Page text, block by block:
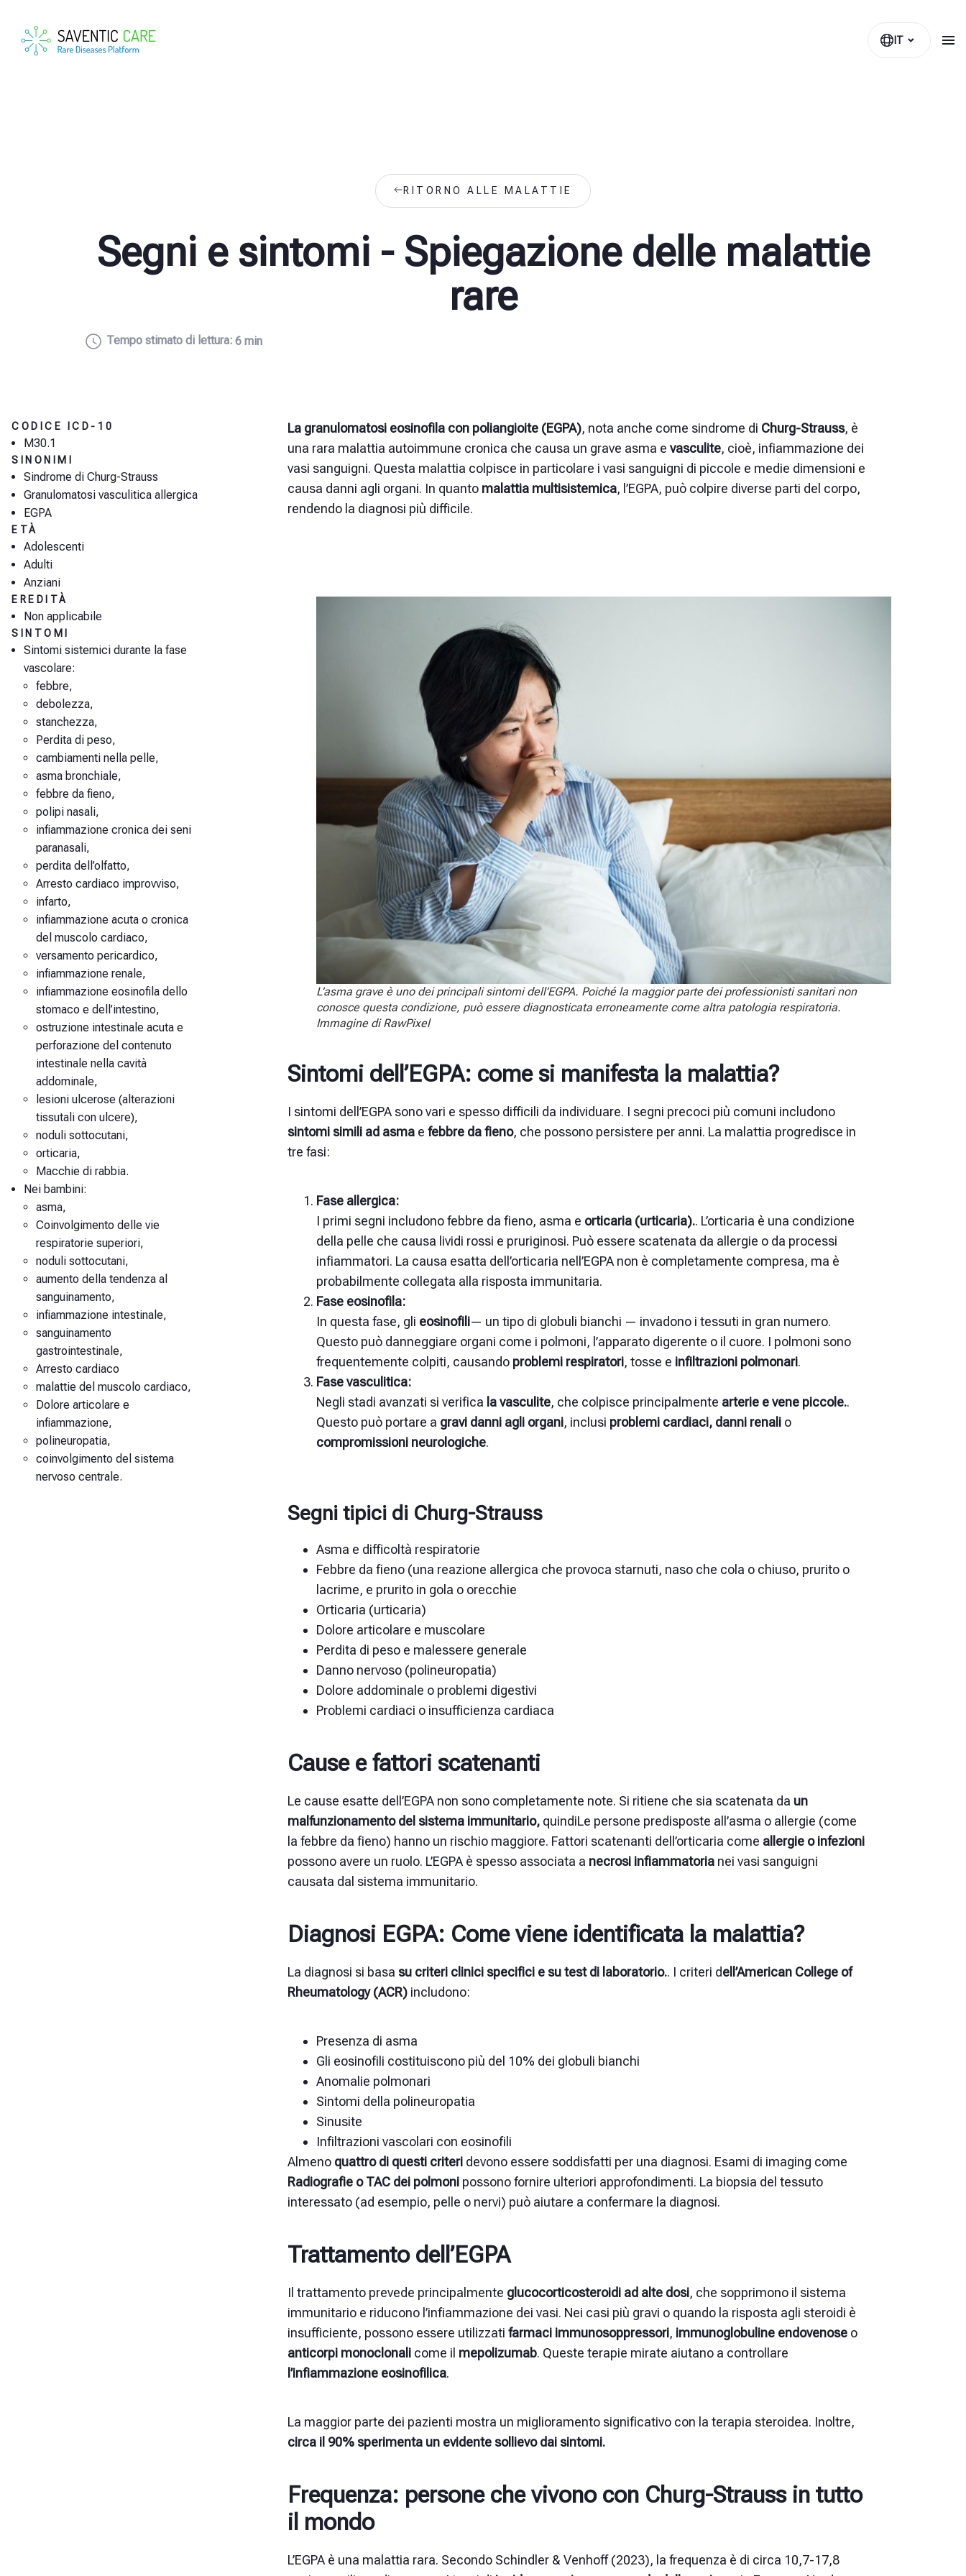
IT
RITORNO ALLE MALATTIE
Segni e sintomi - Spiegazione delle malattie
rare
Tempo stimato di lettura: 6 min
CODICE ICD-10
M30.1
SINONIMI
Sindrome di Churg-Strauss
Granulomatosi vasculitica allergica
EGPA
ETÀ
Adolescenti
Adulti
Anziani
EREDITÀ
Non applicabile
SINTOMI
Sintomi sistemici durante la fase
vascolare:
febbre,
debolezza,
stanchezza,
Perdita di peso,
cambiamenti nella pelle,
asma bronchiale,
febbre da fieno,
polipi nasali,
infiammazione cronica dei seni
paranasali,
perdita dell’olfatto,
Arresto cardiaco improvviso,
infarto,
infiammazione acuta o cronica
del muscolo cardiaco,
versamento pericardico,
infiammazione renale,
infiammazione eosinofila dello
stomaco e dell’intestino,
ostruzione intestinale acuta e
perforazione del contenuto
intestinale nella cavità
addominale,
lesioni ulcerose (alterazioni
tissutali con ulcere),
noduli sottocutani,
orticaria,
Macchie di rabbia.
Nei bambini:
asma,
Coinvolgimento delle vie
respiratorie superiori,
noduli sottocutani,
aumento della tendenza al
sanguinamento,
infiammazione intestinale,
sanguinamento
gastrointestinale,
Arresto cardiaco
malattie del muscolo cardiaco,
Dolore articolare e
infiammazione,
polineuropatia,
coinvolgimento del sistema
nervoso centrale.
La granulomatosi eosinofila con poliangioite (EGPA), nota anche come sindrome di Churg-Strauss, è
una rara malattia autoimmune cronica che causa un grave asma e vasculite, cioè, infiammazione dei
vasi sanguigni. Questa malattia colpisce in particolare i vasi sanguigni di piccole e medie dimensioni e
causa danni agli organi. In quanto malattia multisistemica, l’EGPA, può colpire diverse parti del corpo,
rendendo la diagnosi più difficile.
L’asma grave è uno dei principali sintomi dell’EGPA. Poiché la maggior parte dei professionisti sanitari non
conosce questa condizione, può essere diagnosticata erroneamente come altra patologia respiratoria.
Immagine di RawPixel
Sintomi dell’EGPA: come si manifesta la malattia?
I sintomi dell’EGPA sono vari e spesso difficili da individuare. I segni precoci più comuni includono
sintomi simili ad asma e febbre da fieno, che possono persistere per anni. La malattia progredisce in
tre fasi:
Fase allergica:
I primi segni includono febbre da fieno, asma e orticaria (urticaria).. L’orticaria è una condizione
della pelle che causa lividi rossi e pruriginosi. Può essere scatenata da allergie o da processi
infiammatori. La causa esatta dell’orticaria nell’EGPA non è completamente compresa, ma è
probabilmente collegata alla risposta immunitaria.
Fase eosinofila:
In questa fase, gli eosinofili— un tipo di globuli bianchi — invadono i tessuti in gran numero.
Questo può danneggiare organi come i polmoni, l’apparato digerente o il cuore. I polmoni sono
frequentemente colpiti, causando problemi respiratori, tosse e infiltrazioni polmonari.
Fase vasculitica:
Negli stadi avanzati si verifica la vasculite, che colpisce principalmente arterie e vene piccole..
Questo può portare a gravi danni agli organi, inclusi problemi cardiaci, danni renali o
compromissioni neurologiche.
Segni tipici di Churg-Strauss
Asma e difficoltà respiratorie
Febbre da fieno(una reazione allergica che provoca starnuti, naso che cola o chiuso, prurito o
lacrime, e prurito in gola o orecchie
Orticaria (urticaria)
Dolore articolare e muscolare
Perdita di peso e malessere generale
Danno nervoso (polineuropatia)
Dolore addominale o problemi digestivi
Problemi cardiaci o insufficienza cardiaca
Cause e fattori scatenanti
Le cause esatte dell’EGPA non sono completamente note. Si ritiene che sia scatenata da un
malfunzionamento del sistema immunitario,quindiLe persone predisposte all’asma o allergie (come
la febbre da fieno) hanno un rischio maggiore. Fattori scatenanti dell’orticaria come allergie o infezioni
possono avere un ruolo. L’EGPA è spesso associata a necrosi infiammatoria nei vasi sanguigni
causata dal sistema immunitario.
Diagnosi EGPA: Come viene identificata la malattia?
La diagnosi si basa su criteri clinici specifici e su test di laboratorio.. I criteri dell’American College of
Rheumatology (ACR) includono:
Presenza di asma
Gli eosinofili costituiscono più del 10% dei globuli bianchi
Anomalie polmonari
Sintomi della polineuropatia
Sinusite
Infiltrazioni vascolari con eosinofili
Almeno quattro di questi criteridevono essere soddisfatti per una diagnosi. Esami di imaging come
Radiografie o TAC dei polmonipossono fornire ulteriori approfondimenti. La biopsia del tessuto
interessato (ad esempio, pelle o nervi) può aiutare a confermare la diagnosi.
Trattamento dell’EGPA
Il trattamento prevede principalmente glucocorticosteroidi ad alte dosi, che sopprimono il sistema
immunitario e riducono l’infiammazione dei vasi. Nei casi più gravi o quando la risposta agli steroidi è
insufficiente, possono essere utilizzati farmaci immunosoppressori, immunoglobuline endovenose o
anticorpi monoclonalicome il mepolizumab. Queste terapie mirate aiutano a controllare
l’infiammazione eosinofilica.
La maggior parte dei pazienti mostra un miglioramento significativo con la terapia steroidea. Inoltre,
circa il 90% sperimenta un evidente sollievo dai sintomi.
Frequenza: persone che vivono con Churg-Strauss in tutto
il mondo
L’EGPA è una malattia rara. Secondo Schindler & Venhoff (2023), la frequenza è di circa 10,7-17,8